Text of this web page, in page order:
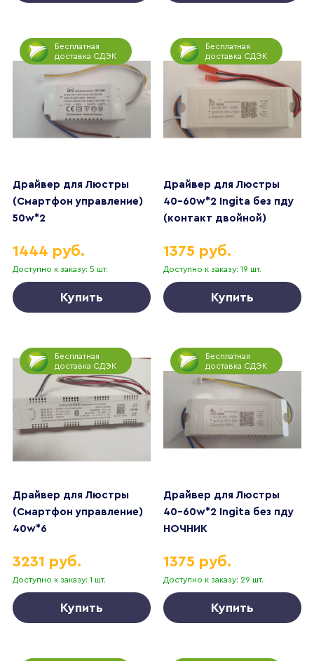
Бесплатная
доставка СДЭК
Драйвер для Люстры
(Смартфон управление)
50w*2
Доступно к заказу: 5 шт.
1444 руб.
Купить
Бесплатная
доставка СДЭК
Драйвер для Люстры
40-60w*2 Ingita без пду
(контакт двойной)
Доступно к заказу: 19 шт.
1375 руб.
Купить
Бесплатная
доставка СДЭК
Драйвер для Люстры
(Смартфон управление)
40w*6
Доступно к заказу: 1 шт.
3231 руб.
Купить
Бесплатная
доставка СДЭК
Драйвер для Люстры
40-60w*2 Ingita без пду
НОЧНИК
Доступно к заказу: 29 шт.
1375 руб.
Купить